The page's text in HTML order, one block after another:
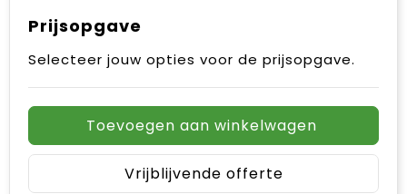
Prijsopgave
Selecteer jouw opties voor de prijsopgave.
Toevoegen aan winkelwagen
Vrijblijvende offerte